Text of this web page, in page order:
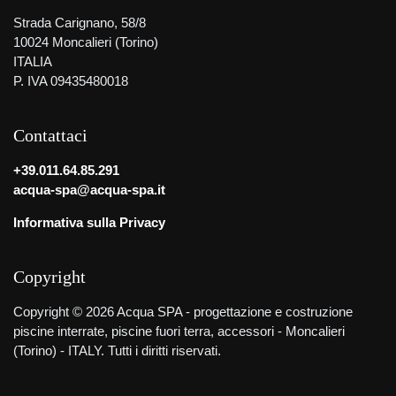
Strada Carignano, 58/8
10024 Moncalieri (Torino)
ITALIA
P. IVA 09435480018
Contattaci
+39.011.64.85.291
acqua-spa@acqua-spa.it
Informativa sulla Privacy
Copyright
Copyright © 2026 Acqua SPA - progettazione e costruzione
piscine interrate, piscine fuori terra, accessori - Moncalieri
(Torino) - ITALY. Tutti i diritti riservati.